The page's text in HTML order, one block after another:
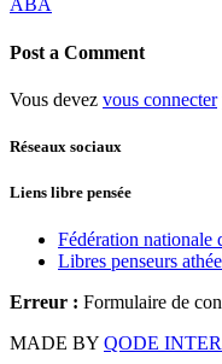
ABA
Post a Comment
Vous devez vous connecter
Réseaux sociaux
Liens libre pensée
Fédération nationale
Libres penseurs
Erreur : Formulaire de
MADE BY QODE